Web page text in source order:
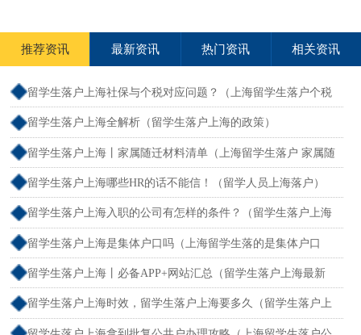
推荐资讯 最新资讯 热门资讯 相关资讯
留学生落户上海社保与个税对应问题？（上海留学生落户个税
和社保不一致）
留学生落户上海全解析（留学生落户上海的政策）
留学生落户上海丨家属随迁材料清单（上海留学生落户 家属随
迁）
留学生落户上海哪些HR的话不能信！（留学人员上海落户）
留学生落户上海入职的公司有怎样的条件？（留学生落户上海
单位要求）
留学生落户上海是集体户口吗（上海留学生落的是集体户口
么）
留学生落户上海丨必备APP+网站汇总（留学生落户上海最新
流程）
留学生落户上海时效，留学生落户上海要多久（留学生落户上